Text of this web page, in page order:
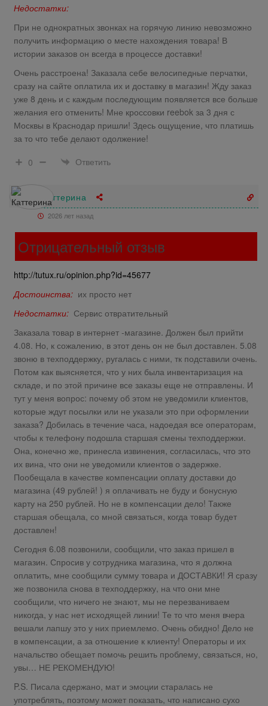
Недостатки:
При не однократных звонках на горячую линию невозможно
получить информацию о месте нахождения товара! В
истории заказов он всегда в процессе доставки!
Очень расстроена! Заказала себе велосипедные перчатки,
сразу на сайте оплатила их и доставку в магазин! Жду заказ
уже 8 день и с каждым последующим появляется все больше
желания его отменить! Мне кроссовки reebok за 3 дня с
Москвы в Краснодар пришли! Здесь ощущение, что платишь
за то что тебе делают одолжение!
0
Ответить
Каттерина
2026 лет назад
Отрицательный отзыв
http://tutux.ru/opinion.php?id=45677
Достоинства: их просто нет
Недостатки: Сервис отвратительный
Заказала товар в интернет -магазине. Должен был прийти
4.08. Но, к сожалению, в этот день он не был доставлен. 5.08
звоню в техподдержку, ругалась с ними, тк подставили очень.
Потом как выясняется, что у них была инвентаризация на
складе, и по этой причине все заказы еще не отправлены. И
тут у меня вопрос: почему об этом не уведомили клиентов,
которые ждут посылки или не указали это при оформлении
заказа? Добилась в течение часа, надоедая все операторам,
чтобы к телефону подошла старшая смены техподдержки.
Она, конечно же, принесла извинения, согласилась, что это
их вина, что они не уведомили клиентов о задержке.
Пообещала в качестве компенсации оплату доставки до
магазина (49 рублей! ) я оплачивать не буду и бонусную
карту на 250 рублей. Но не в компенсации дело! Также
старшая обещала, со мной связаться, когда товар будет
доставлен!
Сегодня 6.08 позвонили, сообщили, что заказ пришел в
магазин. Спросив у сотрудника магазина, что я должна
оплатить, мне сообщили сумму товара и ДОСТАВКИ! Я сразу
же позвонила снова в техподдержку, на что они мне
сообщили, что ничего не знают, мы не перезваниваем
никогда, у нас нет исходящей линии! Те то что меня вчера
вешали лапшу это у них приемлемо. Очень обидно! Дело не
в компенсации, а за отношение к клиенту! Операторы и их
начальство обещает помочь решить проблему, связаться, но,
увы… НЕ РЕКОМЕНДУЮ!
P.S. Писала сдержано, мат и эмоции старалась не
употреблять, поэтому может показать, что написано сухо